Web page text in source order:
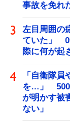
事故を免れ
左目周囲の
ていた」
際に何が起
「自衛隊
を…」 500
が明かす被
ない」